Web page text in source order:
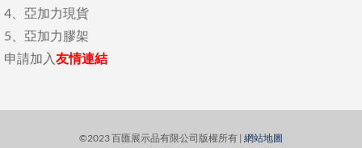
4、 亞加力現貨
5、 亞加力膠架
申請加入 友情連結
©2023 百匯展示品有限公司版權所有 | 網站地圖